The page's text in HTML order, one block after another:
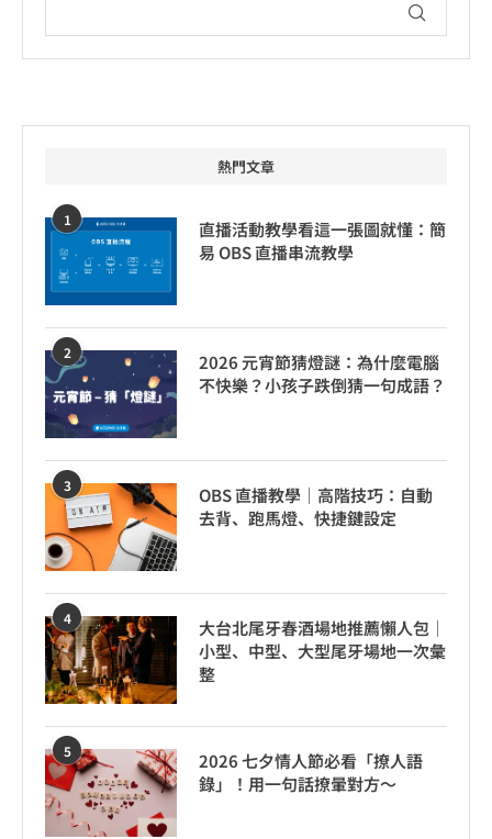
熱門文章
1
直播活動教學看這一張圖就懂：簡
易 OBS 直播串流教學
2
2026 元宵節猜燈謎：為什麼電腦
不快樂？小孩子跌倒猜一句成語？
3
OBS 直播教學｜高階技巧：自動
去背、跑馬燈、快捷鍵設定
4
大台北尾牙春酒場地推薦懶人包｜
小型、中型、大型尾牙場地一次彙
整
5
2026 七夕情人節必看「撩人語
錄」！用一句話撩暈對方～